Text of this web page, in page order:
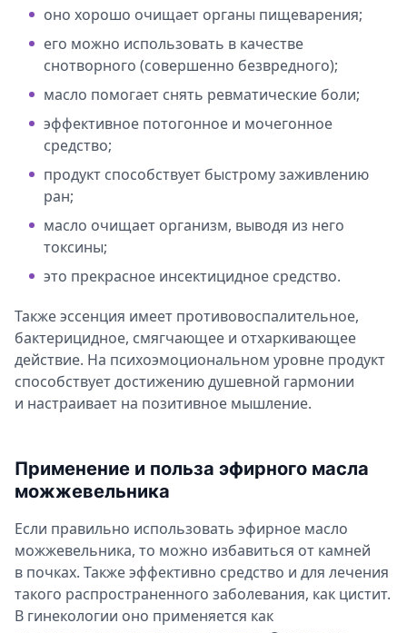
оно хорошо очищает органы пищеварения;
его можно использовать в качестве
снотворного (совершенно безвредного);
масло помогает снять ревматические боли;
эффективное потогонное и мочегонное
средство;
продукт способствует быстрому заживлению
ран;
масло очищает организм, выводя из него
токсины;
это прекрасное инсектицидное средство.
Также эссенция имеет противовоспалительное,
бактерицидное, смягчающее и отхаркивающее
действие. На психоэмоциональном уровне продукт
способствует достижению душевной гармонии
и настраивает на позитивное мышление.
Применение и польза эфирного масла
можжевельника
Если правильно использовать эфирное масло
можжевельника, то можно избавиться от камней
в почках. Также эффективно средство и для лечения
такого распространенного заболевания, как цистит.
В гинекологии оно применяется как